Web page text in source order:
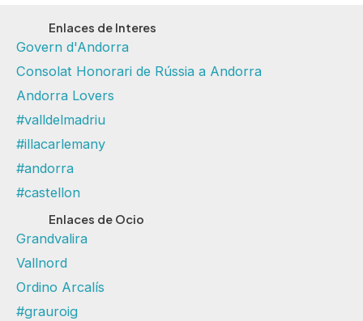
Enlaces de Interes
Govern d'Andorra
Consolat Honorari de Rússia a Andorra
Andorra Lovers
#valldelmadriu
#illacarlemany
#andorra
#castellon
Enlaces de Ocio
Grandvalira
Vallnord
Ordino Arcalís
#grauroig